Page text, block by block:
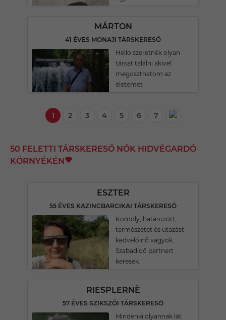
MÁRTON
41 ÉVES MONAJI TÁRSKERESŐ
Hello szeretnék olyan
társat találni akivel
megoszthatom az
életemet
1 2 3 4 5 6 7
50 FELETTI TÁRSKERESŐ NŐK HIDVÉGARDÓ
KÖRNYÉKÉN
ESZTER
55 ÉVES KAZINCBARCIKAI TÁRSKERESŐ
Komoly, határozott,
természetet és utazást
kedvelő nő vagyok.
Szabadidő partnert
keresek.
RIESPLERNÈ
57 ÉVES SZIKSZÓI TÁRSKERESŐ
Mindenki olyannak làt